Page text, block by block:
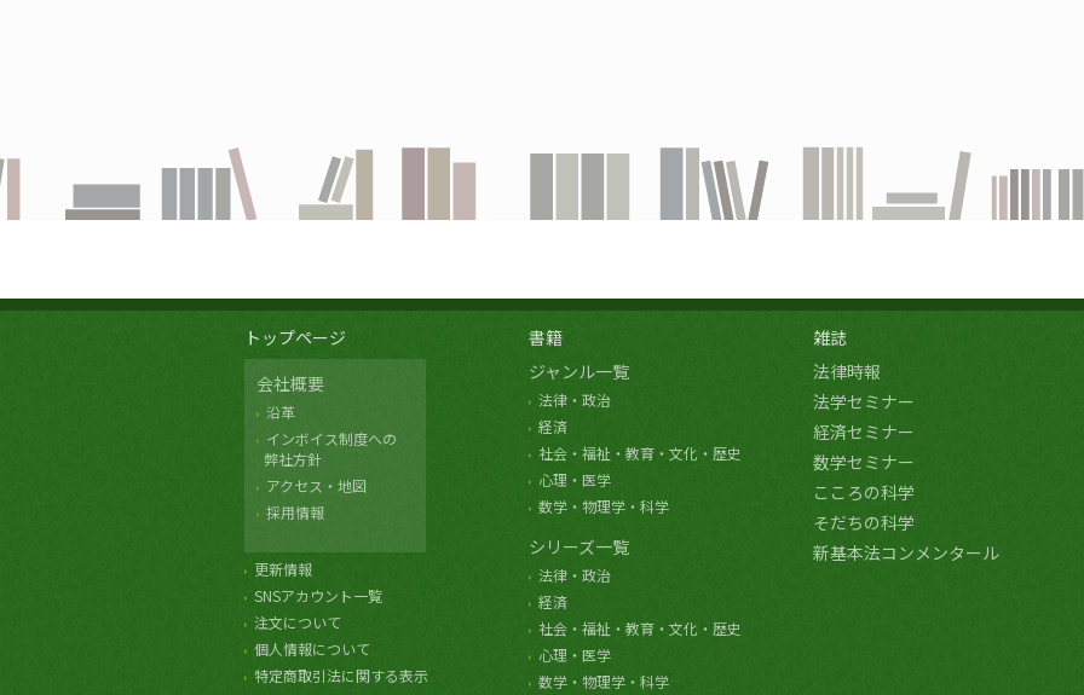
トップページ
会社概要
沿革
インボイス制度への
弊社方針
アクセス・地図
採用情報
更新情報
SNSアカウント一覧
注文について
個人情報について
特定商取引法に関する表示
書籍
ジャンル一覧
法律・政治
経済
社会・福祉・教育・文化・歴史
心理・医学
数学・物理学・科学
シリーズ一覧
法律・政治
経済
社会・福祉・教育・文化・歴史
心理・医学
数学・物理学・科学
雑誌
法律時報
法学セミナー
経済セミナー
数学セミナー
こころの科学
そだちの科学
新基本法コンメンタール